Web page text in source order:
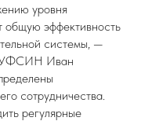
уровня
общую эффективность
системы, —
УФСИН Иван
сотрудничества.
регулярные